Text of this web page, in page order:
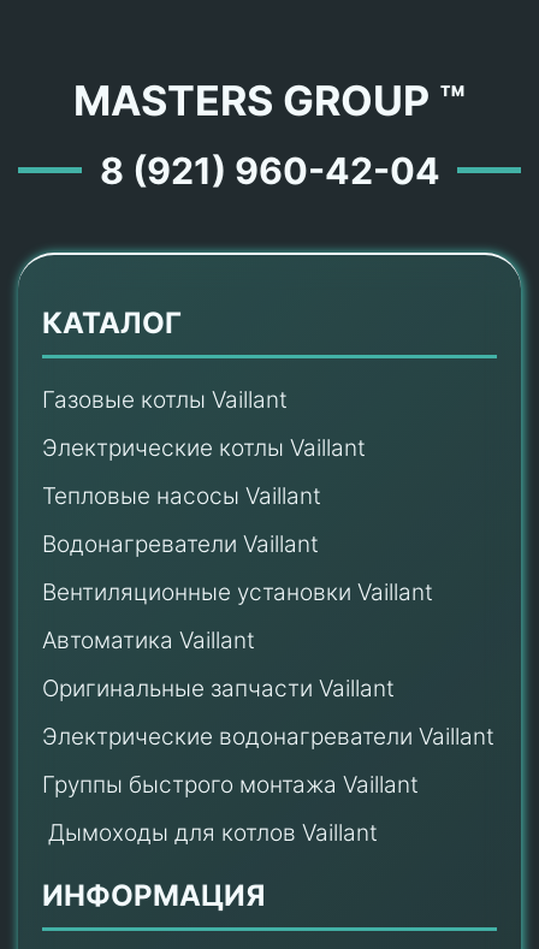
MASTERS GROUP ™
8 (921) 960-42-04
КАТАЛОГ
Газовые котлы Vaillant
Электрические котлы Vaillant
Тепловые насосы Vaillant
Водонагреватели Vaillant
Вентиляционные установки Vaillant
Автоматика Vaillant
Оригинальные запчасти Vaillant
Электрические водонагреватели Vaillant
Группы быстрого монтажа Vaillant
Дымоходы для котлов Vaillant
ИНФОРМАЦИЯ